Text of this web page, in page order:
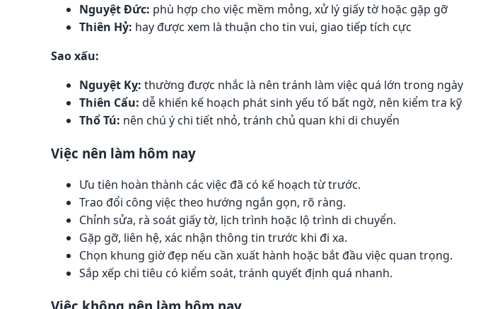
Nguyệt Đức: phù hợp cho việc mềm mỏng, xử lý giấy tờ hoặc gặp gỡ
Thiên Hỷ: hay được xem là thuận cho tin vui, giao tiếp tích cực
Sao xấu:
Nguyệt Kỵ: thường được nhắc là nên tránh làm việc quá lớn trong ngày
Thiên Cẩu: dễ khiến kế hoạch phát sinh yếu tố bất ngờ, nên kiểm tra kỹ
Thổ Tú: nên chú ý chi tiết nhỏ, tránh chủ quan khi di chuyển
Việc nên làm hôm nay
Ưu tiên hoàn thành các việc đã có kế hoạch từ trước.
Trao đổi công việc theo hướng ngắn gọn, rõ ràng.
Chỉnh sửa, rà soát giấy tờ, lịch trình hoặc lộ trình di chuyển.
Gặp gỡ, liên hệ, xác nhận thông tin trước khi đi xa.
Chọn khung giờ đẹp nếu cần xuất hành hoặc bắt đầu việc quan trọng.
Sắp xếp chi tiêu có kiểm soát, tránh quyết định quá nhanh.